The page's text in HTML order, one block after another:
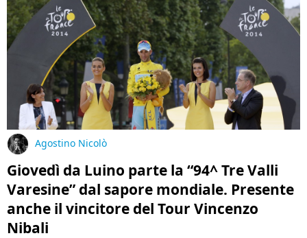
Agostino Nicolò
Giovedì da Luino parte la “94^ Tre Valli
Varesine” dal sapore mondiale. Presente
anche il vincitore del Tour Vincenzo
Nibali